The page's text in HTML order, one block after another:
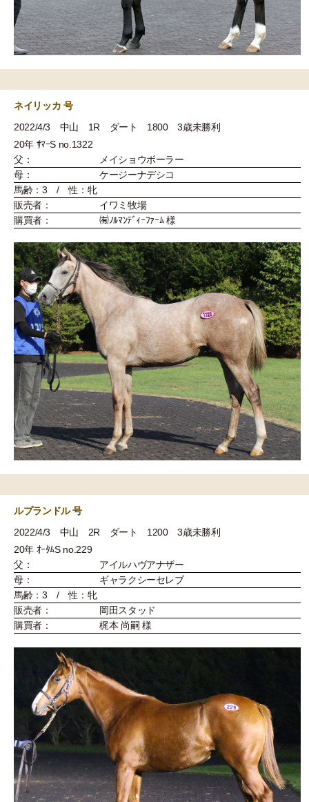
ネイリッカ 号
2022/4/3 中山 1R ダート 1800 3歳未勝利
20年 ｻﾏｰS no.1322
父：
メイショウボーラー
母：
ケージーナデシコ
馬齢：3 / 性：牝
販売者：
イワミ牧場
購買者：
㈲ﾉﾙﾏﾝﾃﾞｨｰﾌｧｰﾑ 様
ルプランドル 号
2022/4/3 中山 2R ダート 1200 3歳未勝利
20年 ｵｰﾀﾑS no.229
父：
アイルハヴアナザー
母：
ギャラクシーセレブ
馬齢：3 / 性：牝
販売者：
岡田スタッド
購買者：
梶本 尚嗣 様